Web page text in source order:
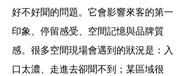
好不好聞的問題。它會影響來客的第一
印象、停留感受、空間記憶與品牌質
感。很多空間現場會遇到的狀況是：入
口太濃、走進去卻聞不到；某區域很